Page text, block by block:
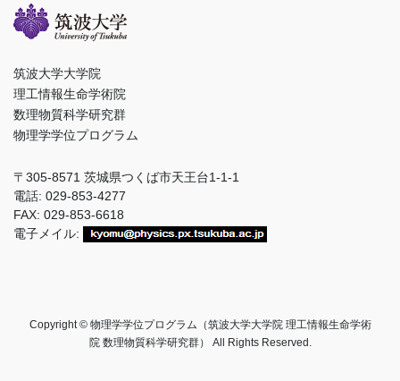
筑波大学大学院
理工情報生命学術院
数理物質科学研究群
物理学学位プログラム
〒305-8571 茨城県つくば市天王台1-1-1
電話: 029-853-4277
FAX: 029-853-6618
電子メイル:
Copyright © 物理学学位プログラム（筑波大学大学院 理工情報生命学術
院 数理物質科学研究群） All Rights Reserved.